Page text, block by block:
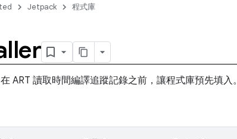
Jetpack 程式庫
在 ART 讀取時間編譯追蹤記錄之前，讓程式庫預先填入。